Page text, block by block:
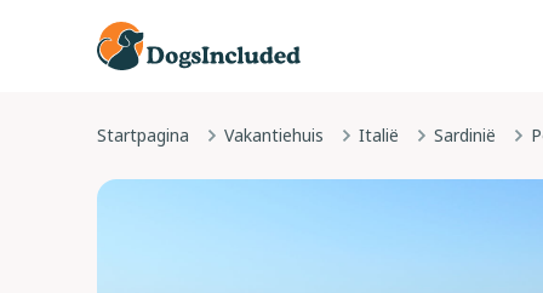
Startpagina Vakantiehuis Italië Sardinië